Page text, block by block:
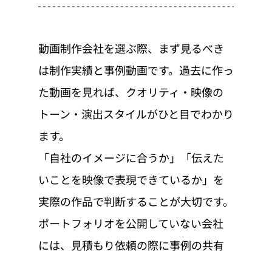
動画制作会社を選ぶ際、まず見るべき
は制作実績と事例動画です。過去に作っ
た動画を見れば、クオリティ・映像の
トーン・演出スタイルがひと目でわかり
ます。
「自社のイメージに合うか」「伝えた
いことを映像で表現できているか」を
実際の作品で判断することが大切です。
ポートフォリオを公開していない会社
には、見積もり依頼の際に事例の共有